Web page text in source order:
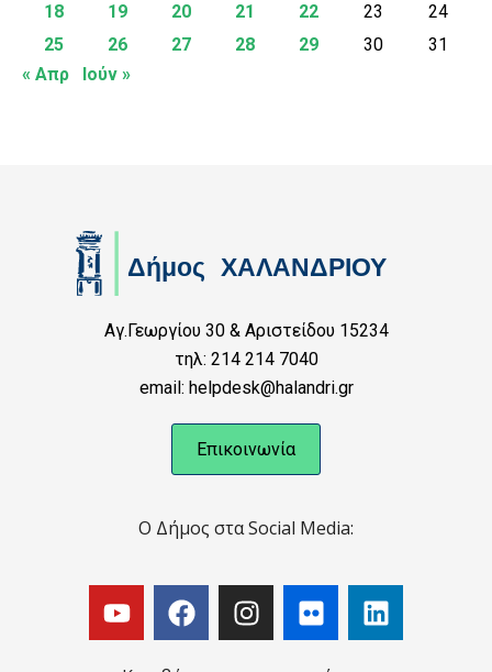
18
19 20 21 22 23
24
25
26 27 28 29 30
31
« Απρ
Ιούν »
Αγ.Γεωργίου 30 & Αριστείδου 15234
τηλ: 214 214 7040
email: helpdesk@halandri.gr
Επικοινωνία
Ο Δήμος στα Social Media: